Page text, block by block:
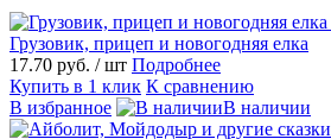
Грузовик, прицеп и новогодняя елка
17.70 руб. / шт Подробнее
Купить в 1 клик К сравнению
В избранное
В наличии